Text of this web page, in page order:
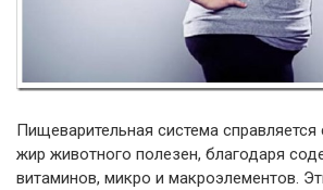
Пищеварительная система
жир животного полезен, благодаря
витаминов, микро и макроэлементов.